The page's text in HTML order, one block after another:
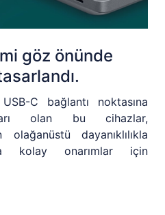
göz önünde
C bağlantı noktasına
olan bu cihazlar,
olağanüstü dayanıklılıkla
kolay onarımlar için